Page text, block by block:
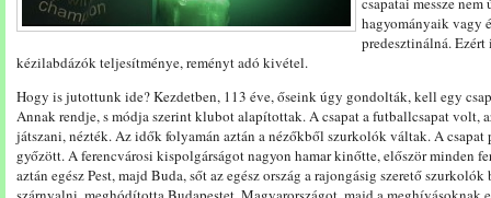
hagyományaik vagy
predesztinálná.
kézilabdázók teljesítménye, reményt adó kivétel.
Hogy is jutottunk ide? Kezdetben, 113 éve, őseink úgy gondolták, kell egy
Annak rendje, s módja szerint klubot alapítottak. A csapat a futballcsapat volt,
játszani, nézték. Az idők folyamán aztán a nézőkből szurkolók váltak. A
győzött. A ferencvárosi kispolgárságot nagyon hamar kinőtte, először minden
aztán egész Pest, majd Buda, sőt az egész ország a rajongásig szerető